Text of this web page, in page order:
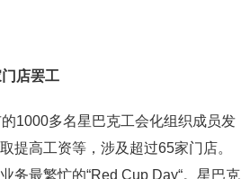
店罢工
1000多名星巴克工会化组织成员发
提高工资等，涉及超过65家门店。
务最繁忙的“Red Cup Day“。星巴克